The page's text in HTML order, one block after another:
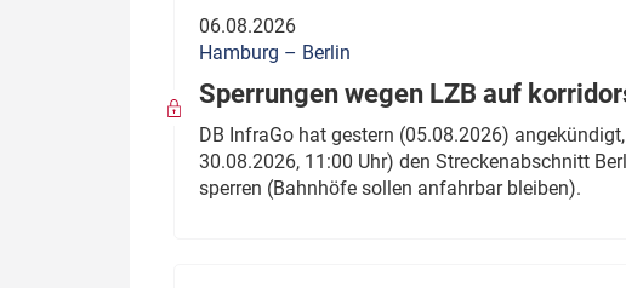
Thema des Monats
Dossier: Generalsanierung
Dossier: ETCS
Dossier:
06.08.2026
Hamburg – Berlin
Sperrungen wegen LZB auf
DB InfraGo hat gestern (05.08.2026)
30.08.2026, 11:00 Uhr) den Streckenabschnitt
sperren (Bahnhöfe sollen anfahrbar bleiben).